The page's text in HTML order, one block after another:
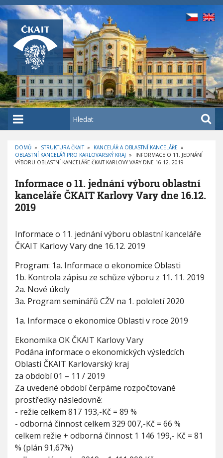
P
ř
e
j
t
k
h
l
d
a
D
R
E
Č
K
O
V
Á
G
A
DOMŮ » STRUKTURA ČKAIT » KANCELÁŘ A OBLASTNÍ KANCELÁŘE »
OBLASTNÍ KANCELÁŘ PRO KARLOVARSKÝ KRAJ »
INFORMACE O 11. JEDNÁNÍ
VÝBORU OBLASTNÍ KANCELÁŘE ČKAIT KARLOVY VARY DNE 16.12. 2019
Informace o 11. jednání výboru oblastní
kanceláře ČKAIT Karlovy Vary dne 16.12.
2019
I
n
f
o
r
m
a
c
o
1
1
.
j
e
d
n
á
n
í
b
o
Informace o 11. jednání výboru oblastní kanceláře
ČKAIT Karlovy Vary dne 16.12. 2019
Program: 1a. Informace o ekonomice Oblasti
1b. Kontrola zápisu ze schůze výboru z 11. 11. 2019
2a. Nové úkoly
3a. Program seminářů CŽV na 1. pololetí 2020
1a. Informace o ekonomice Oblasti v roce 2019
Ekonomika OK ČKAIT Karlovy Vary
Podána informace o ekonomických výsledcích
Oblasti ČKAIT Karlovarský kraj
za období 01 – 11 / 2019
Za uvedené období čerpáme rozpočtované
prostředky následovně:
- režie celkem 817 193,-Kč = 89 %
- odborná činnost celkem 329 007,-Kč = 66 %
celkem režie + odborná činnost 1 146 199,- Kč = 81
% (plán 91,67%)